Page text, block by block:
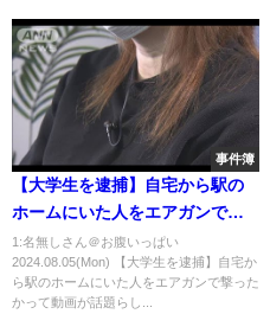
事件簿
【大学生を逮捕】自宅から駅の
ホームにいた人をエアガンで撃
ったか
1:名無しさん＠お腹いっぱい
2024.08.05(Mon) 【大学生を逮捕】自宅か
ら駅のホームにいた人をエアガンで撃った
かって動画が話題らし...